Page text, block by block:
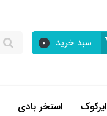
سبد خرید 0
ایرکوک استخر بادی